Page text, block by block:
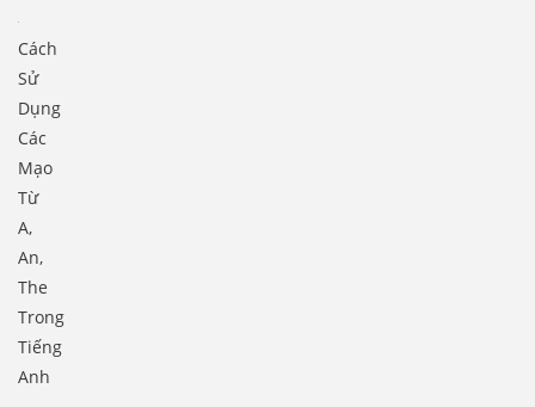
Cách
Sử
Dụng
Các
Mạo
Từ
A,
An,
The
Trong
Tiếng
Anh